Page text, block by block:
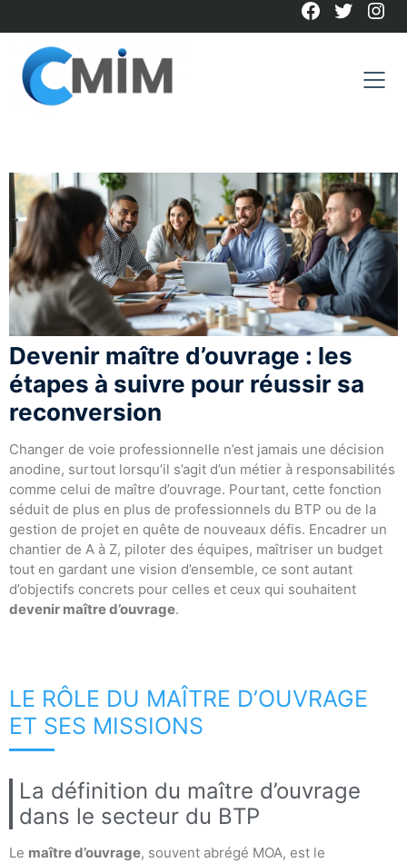
to
content
Facebook
Twitter
Devenir maître d’ouvrage : les
étapes à suivre pour réussir sa
reconversion
Changer de voie professionnelle n’est jamais une décision
anodine, surtout lorsqu’il s’agit d’un métier à responsabilités
comme celui de maître d’ouvrage. Pourtant, cette fonction
séduit de plus en plus de professionnels du BTP ou de la
gestion de projet en quête de nouveaux défis. Encadrer un
chantier de A à Z, piloter des équipes, maîtriser un budget
tout en gardant une vision d’ensemble, ce sont autant
d’objectifs concrets pour celles et ceux qui souhaitent
devenir maître d’ouvrage.
LE RÔLE DU MAÎTRE D’OUVRAGE
ET SES MISSIONS
La définition du maître d’ouvrage
dans le secteur du BTP
Le maître d’ouvrage, souvent abrégé MOA, est le